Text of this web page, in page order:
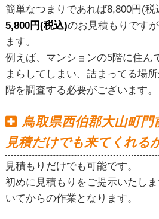
簡単なつまりであれば8,800円(税
5,800円(税込)のお見積もりです
ます。
例えば、マンションの5階に住ん
まらしてしまい、詰まってる場
階を調査する必要がございます。
鳥取県西伯郡大山町門
見積だけでも来てくれる
見積もりだけでも可能です。
初めに見積もりをご提示いたし
いてからの作業となります。